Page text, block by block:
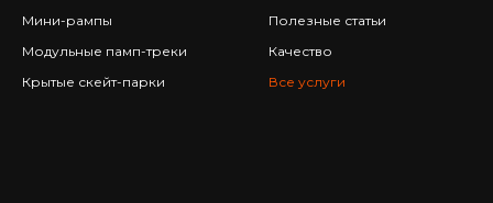
Мини-рампы
Модульные памп-треки
Крытые скейт-парки
Полезные статьи
Качество
Все услуги